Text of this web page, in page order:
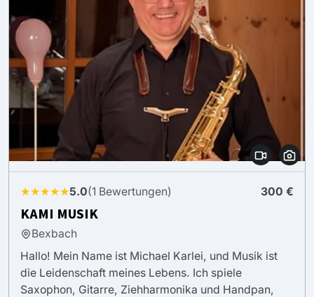
★★★★★5.0(1 Bewertungen) 300 €
KAMI MUSIK
Bexbach
Hallo! Mein Name ist Michael Karlei, und Musik ist
die Leidenschaft meines Lebens. Ich spiele
Saxophon, Gitarre, Ziehharmonika und Handpan,